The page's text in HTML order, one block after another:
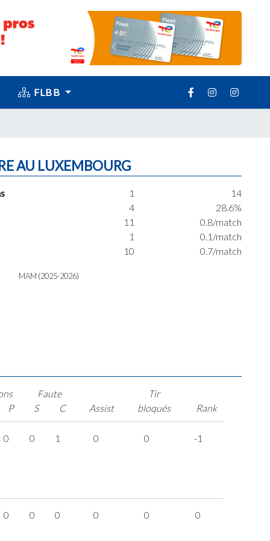
FLBB
AU LUXEMBOURG
1
14
4
28.6%
11
0.8/match
1
0.1/match
10 0.7/match
MAM (2025-2026)
P
Faute
S
C Assist
Tir
bloqués
Rank
0 0 1 0 0 -1
0 0 0 0 0 0